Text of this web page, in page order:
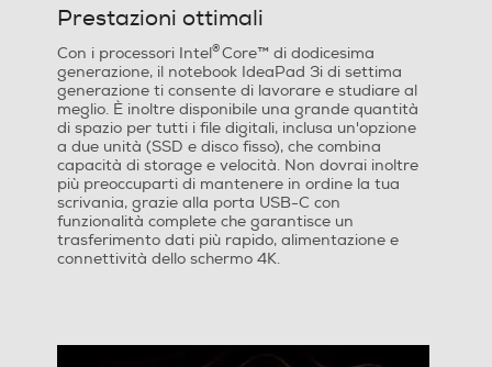
Modello scheda grafica
Intel UHD Graphics
Display
Tipo di monitor
LCD
Tecnologia schermo
Dimensione schermo (pollici)
Prestazioni ottimali
Con i processori Intel®Core™ di dodicesima
generazione, il notebook IdeaPad 3i di settima
generazione ti consente di lavorare e studiare al
meglio. È inoltre disponibile una grande quantità
di spazio per tutti i file digitali, inclusa un'opzione
a due unità (SSD e disco fisso), che combina
capacità di storage e velocità. Non dovrai inoltre
più preoccuparti di mantenere in ordine la tua
scrivania, grazie alla porta USB-C con
funzionalità complete che garantisce un
trasferimento dati più rapido, alimentazione e
connettività dello schermo 4K.